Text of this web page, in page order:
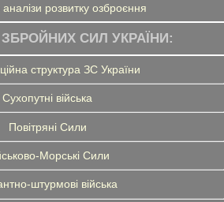
розвитку озброєння
СИЛ УКРАЇНИ:
структура ЗС України
Сухопутні війська
Повітряні Сили
Морські Сили
штурмові війська